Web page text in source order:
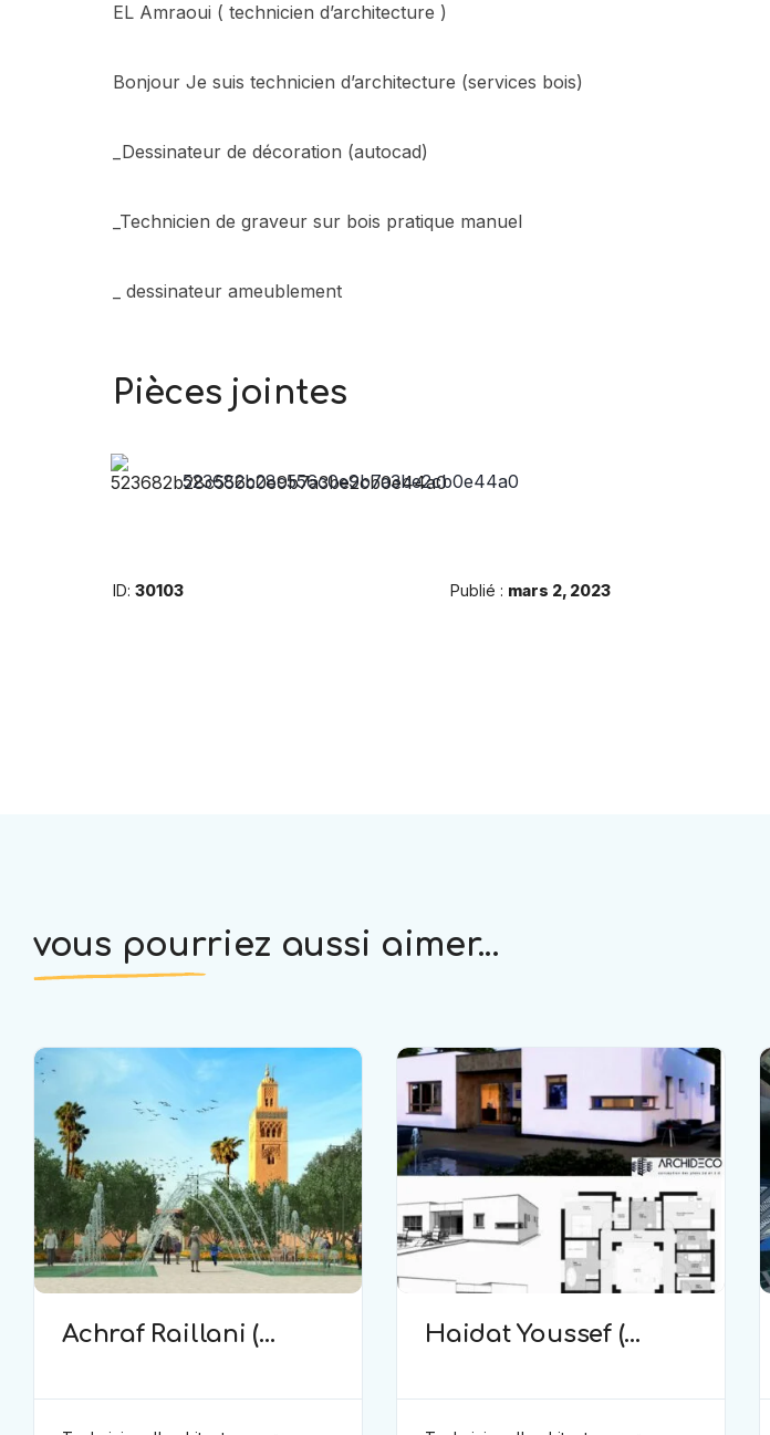
EL Amraoui ( technicien d’architecture )
Bonjour Je suis technicien d’architecture (services bois)
_Dessinateur de décoration (autocad)
_Technicien de graveur sur bois pratique manuel
_ dessinateur ameublement
Pièces jointes
523682b28c556c0e9b7a3be2cb0e44a0
ID: 30103 Publié : mars 2, 2023
vous pourriez aussi aimer...
Achraf Raillani (
Haidat Youssef (